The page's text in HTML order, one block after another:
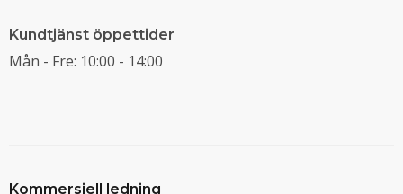
Kundtjänst öppettider
Mån - Fre: 10:00 - 14:00
Kommersiell ledning